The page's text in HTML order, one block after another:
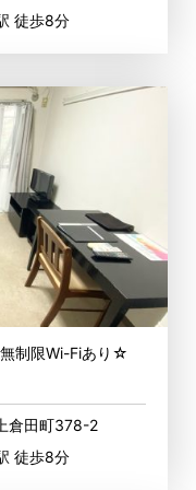
徒歩8分
制限Wi-Fiあり☆
倉田町378-2
徒歩8分